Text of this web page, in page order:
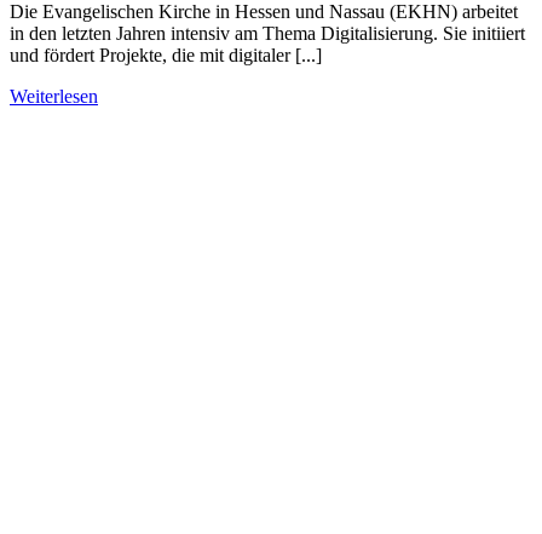
Die Evangelischen Kirche in Hessen und Nassau (EKHN) arbeitet
in den letzten Jahren intensiv am Thema Digitalisierung. Sie initiiert
und fördert Projekte, die mit digitaler [...]
Weiterlesen